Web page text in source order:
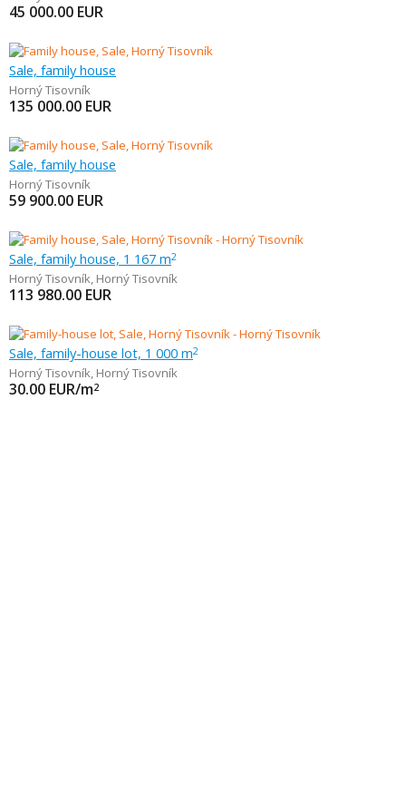
45 000.00 EUR
Sale, family house
Horný Tisovník
135 000.00 EUR
Sale, family house
Horný Tisovník
59 900.00 EUR
Sale, family house, 1 167 m2
Horný Tisovník, Horný Tisovník
113 980.00 EUR
Sale, family-house lot, 1 000 m2
Horný Tisovník, Horný Tisovník
30.00 EUR/m2